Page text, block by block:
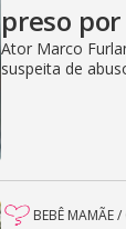
preso
Ator Marco
suspeita de
BEBÊ MAMÃE/